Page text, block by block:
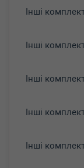
Інші
Інші
Інші
Інші
Інші